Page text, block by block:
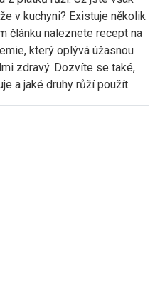
v kuchyni? Existuje několik
článku naleznete recept na
který oplývá úžasnou
zdravý. Dozvíte se také,
a jaké druhy růží použít.